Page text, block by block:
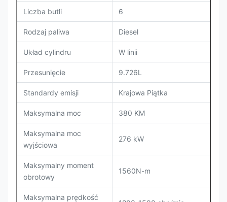
Liczba butli 6
Rodzaj paliwa Diesel
Układ cylindru W linii
Przesunięcie 9.726L
Standardy emisji Krajowa Piątka
Maksymalna moc 380 KM
Maksymalna moc
wyjściowa
276 kW
Maksymalny moment
obrotowy
1560N-m
Maksymalna prędkość